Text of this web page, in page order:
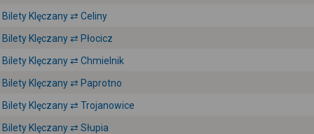
Bilety Klęczany ⇄ Celiny
Bilety Klęczany ⇄ Płocicz
Bilety Klęczany ⇄ Chmielnik
Bilety Klęczany ⇄ Paprotno
Bilety Klęczany ⇄ Trojanowice
Bilety Klęczany ⇄ Słupia